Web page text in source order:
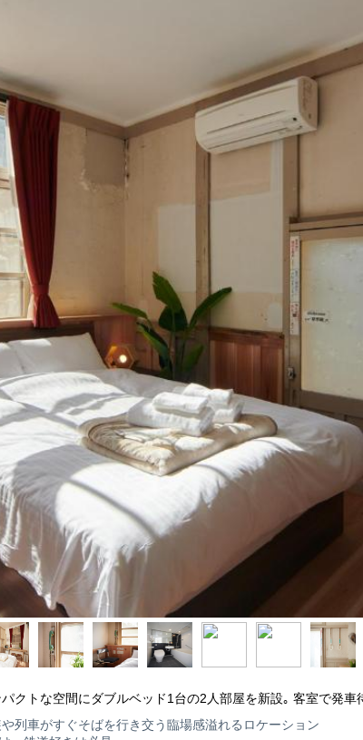
クトな空間にダブルベッド1台の2人部屋を新設｡ 客室で発
列車がすぐそばを行き交う臨場感溢れるロケーション